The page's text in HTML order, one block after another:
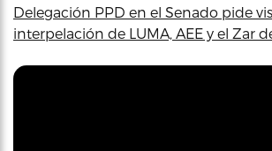
Delegación PPD en el Senado pide
interpelación de LUMA, AEE y el Zar